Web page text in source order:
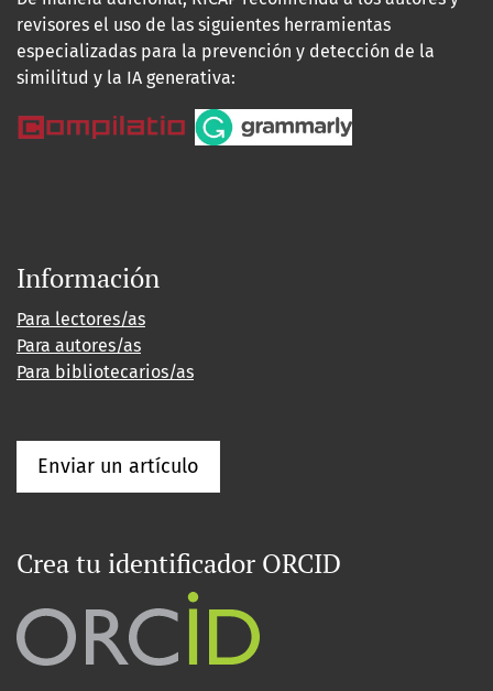
revisores el uso de las siguientes herramientas
especializadas para la prevención y detección de la
similitud y la IA generativa:
Información
Para lectores/as
Para autores/as
Para bibliotecarios/as
Enviar un artículo
Crea tu identificador ORCID